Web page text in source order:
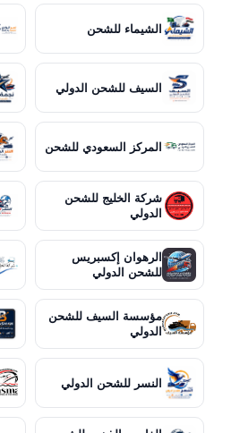
الشيماء للشحن
السيف للشحن الدولي
المركز السعودي للشحن
شركة الخليج للشحن
الدولي
الرهوان إكسبريس
للشحن الدولي
مؤسسة السيف للشحن
الدولي
النسر للشحن الدولي